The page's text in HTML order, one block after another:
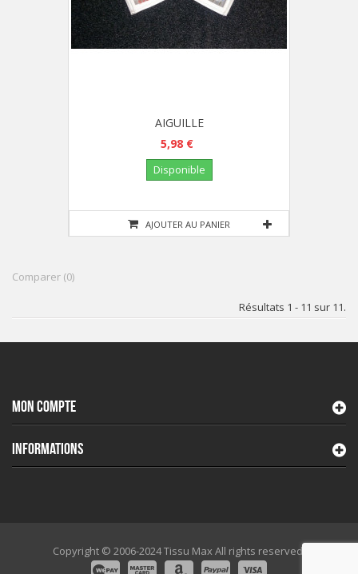
AJOUTER AU PANIER
AIGUILLE
5,98 €
Disponible
Comparer (0)
Résultats 1 - 11 sur 11.
MON COMPTE
INFORMATIONS
Copyright © 2006-2024 Tissu Max All rights reserved.